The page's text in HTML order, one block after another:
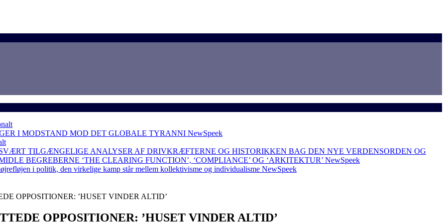
I MODSTAND MOD DET GLOBALE TYRANNI NewSpeek
TILGÆNGELIGE ANALYSER AF DRIVKRÆFTERNE OG HISTORIKKEN BAG DEN NYE VERDENSORDEN OG
BEGREBERNE ‘THE CLEARING FUNCTION’, ‘COMPLIANCE’ OG ‘ARKITEKTUR’ NewSpeek
i politik, den virkelige kamp står mellem kollektivisme og individualisme NewSpeek
OPPOSITIONER: ’HUSET VINDER ALTID’
OPPOSITIONER: ’HUSET VINDER ALTID’